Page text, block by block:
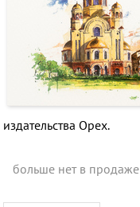
издательства Орех.
больше нет в продаже